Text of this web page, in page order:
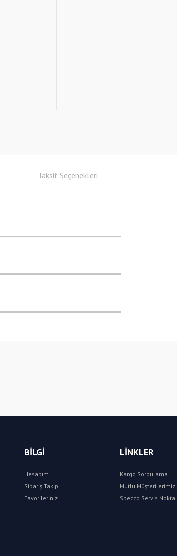
Taksit Seçenekleri
BİLGİ
Hesabım
Sipariş Takip
Favorileriniz
LİNKLER
Kargo Sorgulama
Mutlu Müşterilerimiz
Specco Servis